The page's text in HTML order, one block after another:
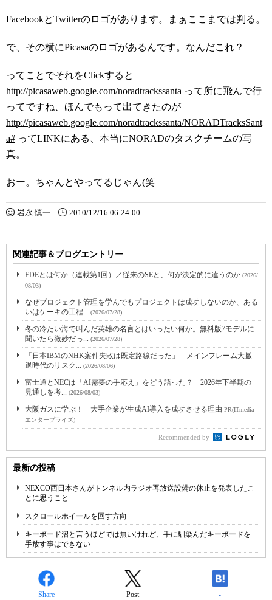
FacebookとTwitterのロゴがあります。まぁここまでは判る。
で、その横にPicasaのロゴがあるんです。なんだこれ？
ってことでそれをClickすると
http://picasaweb.google.com/noradtrackssanta って所に飛んで行
ってですね、ほんでもって出てきたのが
http://picasaweb.google.com/noradtrackssanta/NORADTracksSant
a# ってLINKにある、本当にNORADのタスクチームの写
真。
おー。ちゃんとやってるじゃん(笑
岩永 慎一 2010/12/16 06:24:00
関連記事＆ブログエントリー
FDEとは何か（連載第1回）／従来のSEと、何が決定的に違うのか (2026/
08/03)
なぜプロジェクト管理を学んでもプロジェクトは成功しないのか、ある
いはケーキの工程... (2026/07/28)
冬の冷たい海で叫んだ英雄の名言とはいったい何か。無料版7モデルに
聞いたら微妙だっ... (2026/07/28)
「日本IBMのNHK案件失敗は既定路線だった」 メインフレーム大撤
退時代のリスク... (2026/08/06)
富士通とNECは「AI需要の手応え」をどう語った？ 2026年下半期の
見通しを考... (2026/08/03)
大阪ガスに学ぶ！ 大手企業が生成AI導入を成功させる理由 PR(ITmedia
エンタープライズ)
Recommended by
最新の投稿
NEXCO西日本さんがトンネル内ラジオ再放送設備の休止を発表したこ
とに思うこと
スクロールホイールを回す方向
キーボード沼と言うほどでは無いけれど、手に馴染んだキーボードを
手放す事はできない
Share Post -